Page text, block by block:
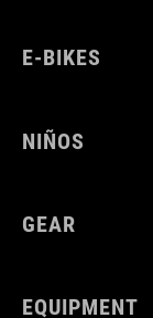
E-BIKES
NIÑOS
GEAR
EQUIPMENT